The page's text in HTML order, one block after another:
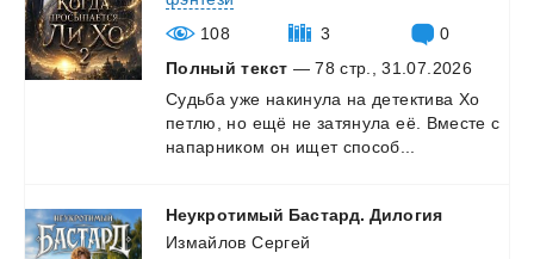
108
3
0
Полный текст — 78 стр., 31.07.2026
Судьба уже накинула на детектива Хо
петлю,
но ещё не затянула её. Вместе с
напарником он ищет способ...
Неукротимый Бастард. Дилогия
Измайлов Сергей